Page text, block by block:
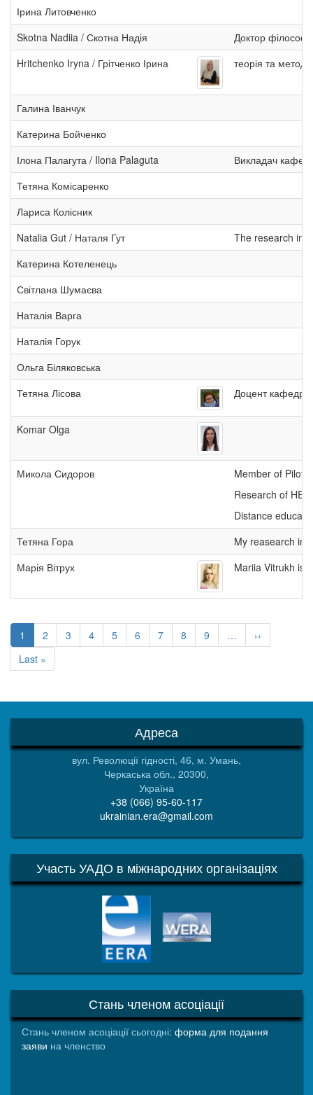
Ірина Литовченко
Skotna Nadiia / Скотна Надія
Доктор
Hritchenko Iryna / Грітченко Ірина
теорія та
Галина Іванчук
Катерина Бойченко
Ілона Палагута / Ilona Palaguta
Викладач
Тетяна Комісаренко
Лариса Колісник
Natalia Gut / Наталя Гут
The research
Катерина Котеленець
Світлана Шумаєва
Наталія Варга
Наталія Горук
Ольга Біляковська
Тетяна Лісова
Доцент кафедри
Komar Olga
Микола Сидоров
Member of Pilot
Research of HEI
Distance
Тетяна Гора
My reasearch
Марія Вітрух
Mariia Vitrukh is
Розбивка
на
сторінки
Поточна
сторінка
1 Сторінка
2 Сторінка
3 Сторінка
4 Сторінка
5 Сторінка
6 Сторінка
7 Сторінка
8 Сторінка
9 …
Наступна
сторінка
››
Остання
сторінка
Last »
Адреса
вул. Революції гідності, 46, м. Умань,
Черкаська обл., 20300,
Україна
+38 (066) 95-60-117
ukrainian.era@gmail.com
Участь УАДО в міжнародних організаціях
Стань членом асоціації
Стань членом асоціації сьогодні: форма для подання
заяви на членство